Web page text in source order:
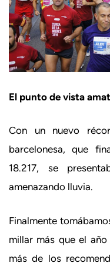
El punto de vista
Con un nuevo
barcelonesa, que
18.217, se
amenazando lluvia.
Finalmente
millar más que el
más de los